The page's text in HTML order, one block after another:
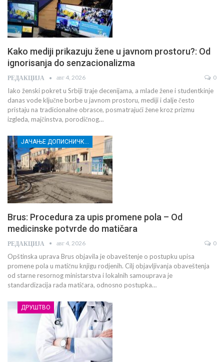
Kako mediji prikazuju žene u javnom prostoru?: Od
ignorisanja do senzacionalizma
РЕДАКЦИЈА авг 4, 2026 0
Iako ženski pokret u Srbiji traje decenijama, a mlade žene i studentkinje
danas vode ključne borbe u javnom prostoru, mediji i dalje često
pristaju na tradicionalne obrasce, posmatrajući žene kroz prizmu
izgleda, majčinstva, porodičnog…
ЈАЧАЊЕ ДОПИСНИЧКЕ МРЕЖЕ НЕЗАВИСНИХ МЕДИЈА У РАСИНСКОМ ОКРУГУ
Brus: Procedura za upis promene pola – Od
medicinske potvrde do matičara
РЕДАКЦИЈА авг 4, 2026 0
Opštinska uprava Brus objavila je obaveštenje o postupku upisa
promene pola u matičnu knjigu rodjenih. Cilj objavljivanja obaveštenja
od starne resornog ministarstva i lokalnih samouprava je
standardizacija rada matičara, odnosno postupka…
ДРУШТВО